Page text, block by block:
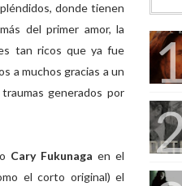
donde tienen
del primer amor, la
tan ricos que ya fue
a muchos gracias a un
generados por
Cary Fukunaga en el
el corto original) el